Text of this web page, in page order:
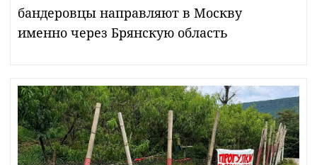
бандеровцы направляют в Москву
именно через Брянскую область